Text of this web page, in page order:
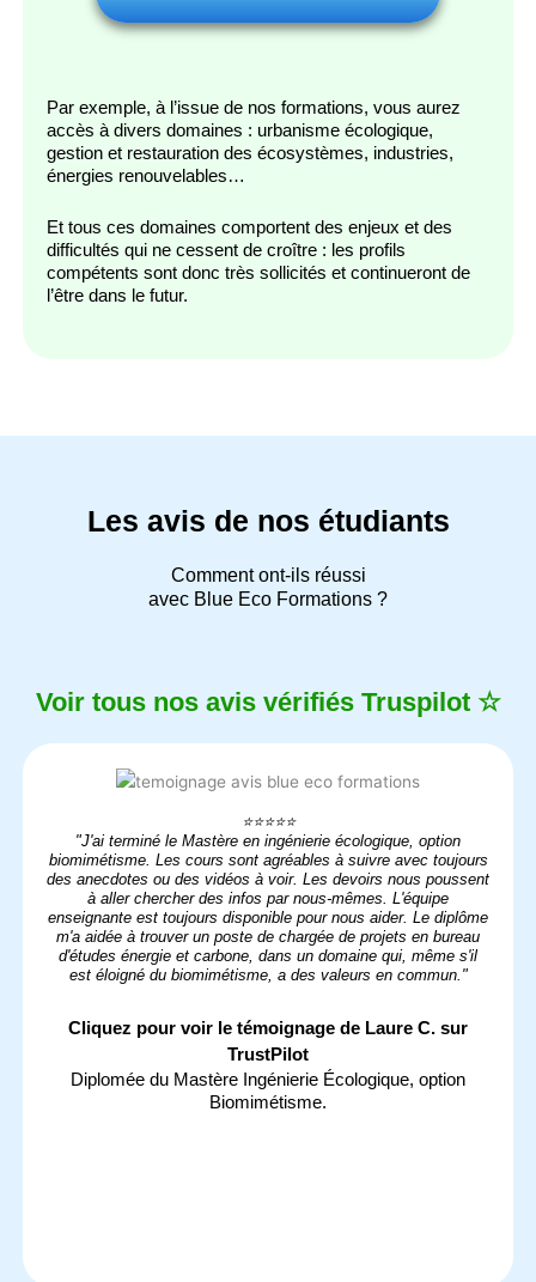
Par exemple, à l’issue de nos formations, vous aurez
accès à divers domaines : urbanisme écologique,
gestion et restauration des écosystèmes, industries,
énergies renouvelables…
Et tous ces domaines comportent des enjeux et des
difficultés qui ne cessent de croître : les profils
compétents sont donc très sollicités et continueront de
l’être dans le futur.
Les avis de nos étudiants
Comment ont-ils réussi
avec Blue Eco Formations ?
Voir tous nos avis vérifiés Truspilot ☆
⭐⭐⭐⭐⭐
"J'ai terminé le Mastère en ingénierie écologique, option
biomimétisme. Les cours sont agréables à suivre avec toujours
des anecdotes ou des vidéos à voir. Les devoirs nous poussent
à aller chercher des infos par nous-mêmes. L'équipe
enseignante est toujours disponible pour nous aider. Le diplôme
m'a aidée à trouver un poste de chargée de projets en bureau
d'études énergie et carbone, dans un domaine qui, même s'il
est éloigné du biomimétisme, a des valeurs en commun."
Cliquez pour voir le témoignage de Laure C. sur
TrustPilot
Diplomée du Mastère Ingénierie Écologique, option
Biomimétisme.